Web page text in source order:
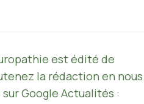
est édité de
la rédaction en nous
Google Actualités :